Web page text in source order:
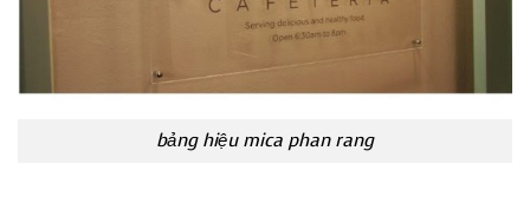
bảng hiệu mica phan rang